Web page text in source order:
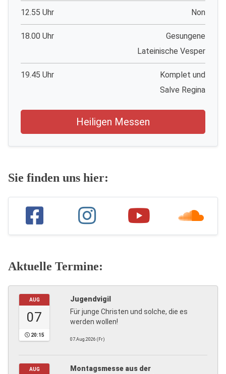
12.55 Uhr Non
18.00 Uhr
Gesungene
Lateinische Vesper
19.45 Uhr
Komplet und
Salve Regina
Heiligen Messen
Sie finden uns hier:
Aktuelle Termine:
AUG
07
20:15
Jugendvigil
Für junge Christen und solche, die es
werden wollen!
07.Aug.2026 (Fr)
AUG
Montagsmesse aus der